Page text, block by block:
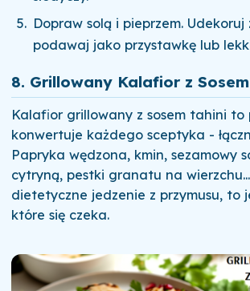
Dopraw solą i pieprzem. Udekoruj
podawaj jako przystawkę lub
8. Grillowany Kalafior z
Kalafior grillowany z sosem tahini to
konwertuje każdego sceptyka -
Papryka wędzona, kmin, sezamowy
cytryną, pestki granatu na
dietetyczne jedzenie z przymusu, to
które się czeka.